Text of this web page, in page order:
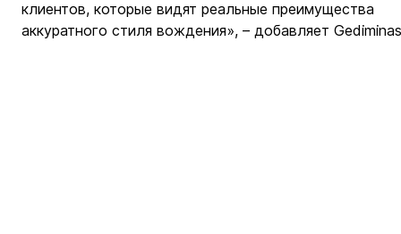
клиентов, которые видят реальные преимущества
аккуратного стиля вождения», – добавляет